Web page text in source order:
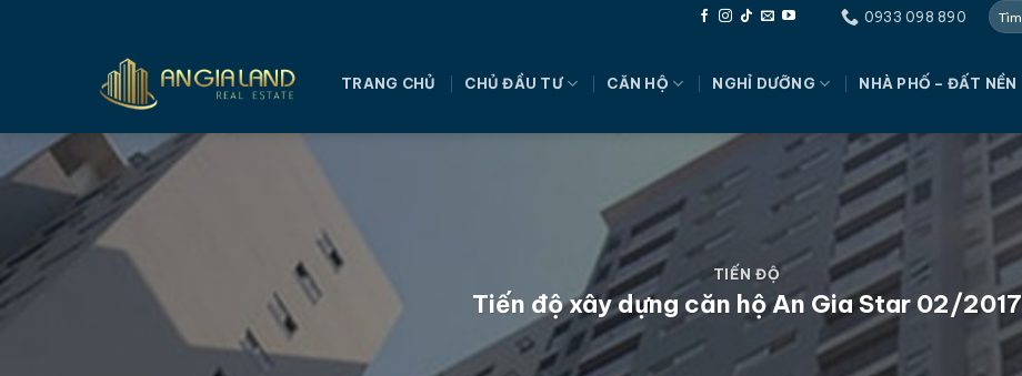
0933 098 890
TRANG CHỦ CHỦ ĐẦU TƯ CĂN HỘ NGHỈ DƯỠNG NHÀ PHỐ – ĐẤT NỀN
TIẾN ĐỘ
Tiến độ xây dựng căn hộ An Gia Star 02/2017